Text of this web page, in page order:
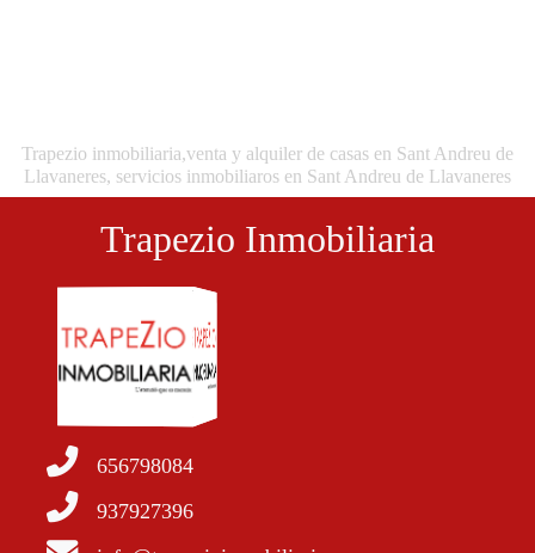
Trapezio inmobiliaria,venta y alquiler de casas en Sant Andreu de
Llavaneres, servicios inmobiliaros en Sant Andreu de Llavaneres
Trapezio Inmobiliaria
656798084
937927396